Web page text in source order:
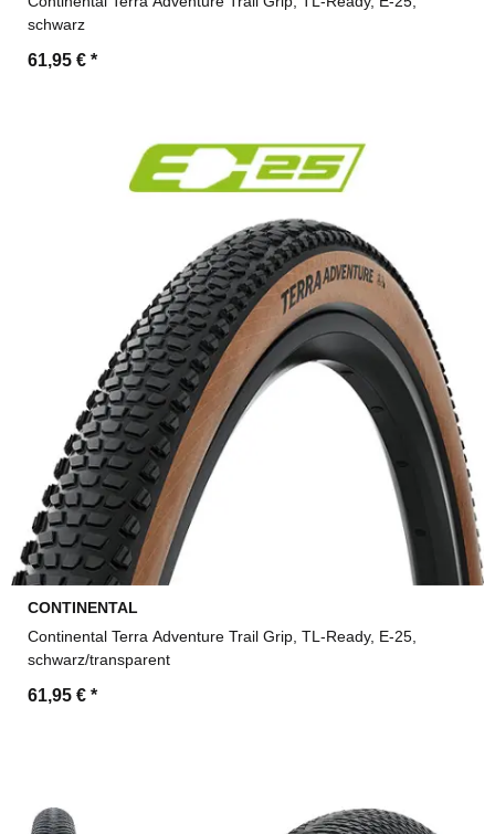
schwarz
61,95 € *
CONTINENTAL
Continental Terra Adventure Trail Grip, TL-Ready, E-25,
schwarz/transparent
61,95 € *